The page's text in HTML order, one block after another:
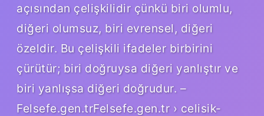
açısından çelişkilidir çünkü biri olumlu,
diğeri olumsuz, biri evrensel, diğeri
özeldir. Bu çelişkili ifadeler birbirini
çürütür; biri doğruysa diğeri yanlıştır ve
biri yanlışsa diğeri doğrudur. –
Felsefe.gen.trFelsefe.gen.tr › celisik-